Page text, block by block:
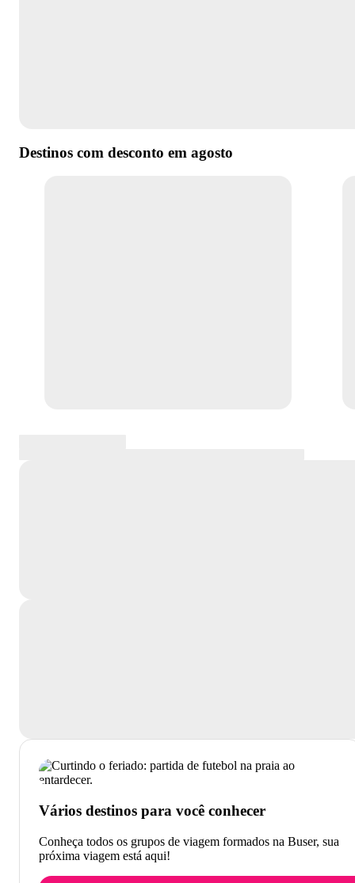
Destinos com desconto em agosto
Vários destinos para você conhecer
Conheça todos os grupos de viagem formados na Buser, sua
próxima viagem está aqui!